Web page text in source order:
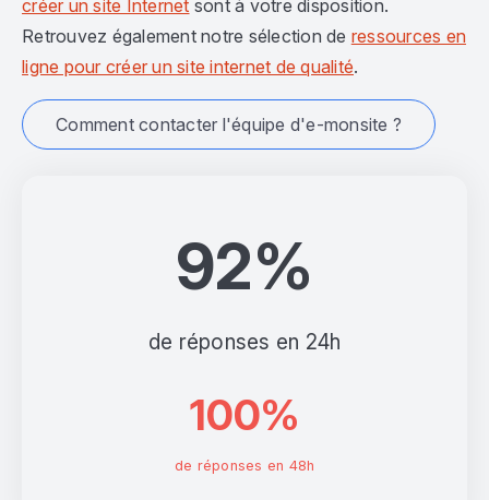
92%
de réponses en 24h
100%
de réponses en 48h
créer un site Internet sont à votre disposition.
Retrouvez également notre sélection de ressources en
ligne pour créer un site internet de qualité.
Comment contacter l'équipe d'e-monsite ?